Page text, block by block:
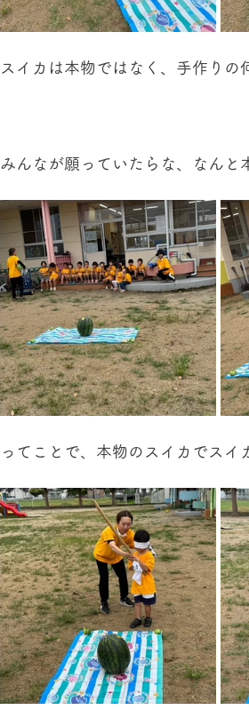
スイカは本物ではなく、手作りの
みんなが願っていたらな、なんと
ってことで、本物のスイカでスイ